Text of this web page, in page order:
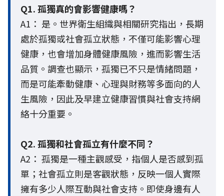
Q1. 孤獨真的會影響健康嗎？
A1： 是。世界衛生組織與相關研究指出，長期
處於孤獨或社會孤立狀態，不僅可能影響心理
健康，也會增加身體健康風險，進而影響生活
品質。調查也顯示，孤獨已不只是情緒問題，
而是可能牽動健康、心理與財務等多面向的人
生風險，因此及早建立健康習慣與社會支持網
絡十分重要。
Q2. 孤獨和社會孤立有什麼不同？
A2： 孤獨是一種主觀感受，指個人是否感到孤
單；社會孤立則是客觀狀態，反映一個人實際
擁有多少人際互動與社會支持。即使身邊有人